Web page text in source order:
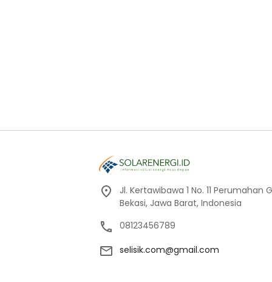
Jl. Kertawibawa 1 No. 11 Perumahan
Bekasi, Jawa Barat, Indonesia
08123456789
selisik.com@gmail.com